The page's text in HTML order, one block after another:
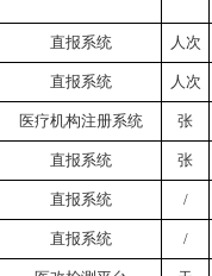
直报系统 人次
直报系统 人次
医疗机构注册系统 张
直报系统 张
直报系统 /
直报系统 /